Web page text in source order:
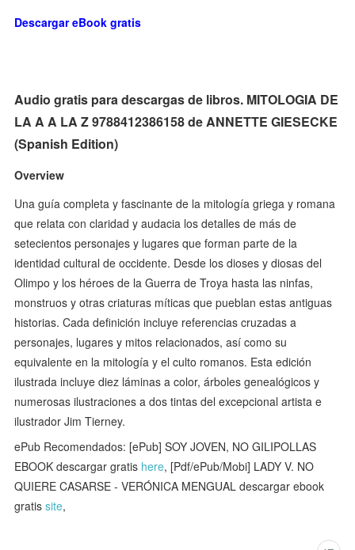
Descargar eBook gratis
Audio gratis para descargas de libros. MITOLOGIA DE
LA A A LA Z 9788412386158 de ANNETTE GIESECKE
(Spanish Edition)
Overview
Una guía completa y fascinante de la mitología griega y romana
que relata con claridad y audacia los detalles de más de
setecientos personajes y lugares que forman parte de la
identidad cultural de occidente. Desde los dioses y diosas del
Olimpo y los héroes de la Guerra de Troya hasta las ninfas,
monstruos y otras criaturas míticas que pueblan estas antiguas
historias. Cada definición incluye referencias cruzadas a
personajes, lugares y mitos relacionados, así como su
equivalente en la mitología y el culto romanos. Esta edición
ilustrada incluye diez láminas a color, árboles genealógicos y
numerosas ilustraciones a dos tintas del excepcional artista e
ilustrador Jim Tierney.
ePub Recomendados: [ePub] SOY JOVEN, NO GILIPOLLAS
EBOOK descargar gratis here, [Pdf/ePub/Mobi] LADY V. NO
QUIERE CASARSE - VERÓNICA MENGUAL descargar ebook
gratissite,